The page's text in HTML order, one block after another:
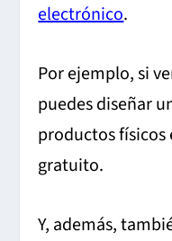
electrónico.
Por ejemplo, si
puedes diseñar
productos físicos
gratuito.
Y, además,